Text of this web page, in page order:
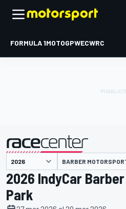
FORMULA 1MOTOGPWECWRC
presentato da BARBER
2026 IndyCar
Park